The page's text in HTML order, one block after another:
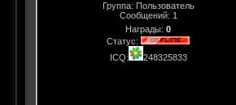
Группа: Пользователь
Сообщений: 1
Награды: 0
Статус:
ICQ:
248325833